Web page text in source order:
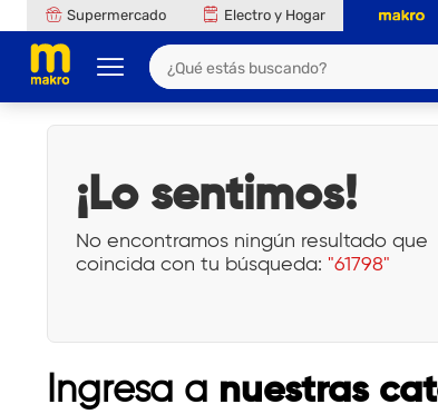
Supermercado Electro y Hogar
¡Lo sentimos!
No encontramos ningún resultado que
coincida con tu búsqueda: "61798"
Ingresa a nuestras